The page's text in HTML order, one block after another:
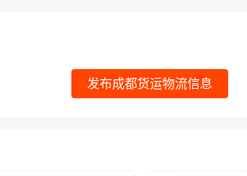
发布成都货运物流信息